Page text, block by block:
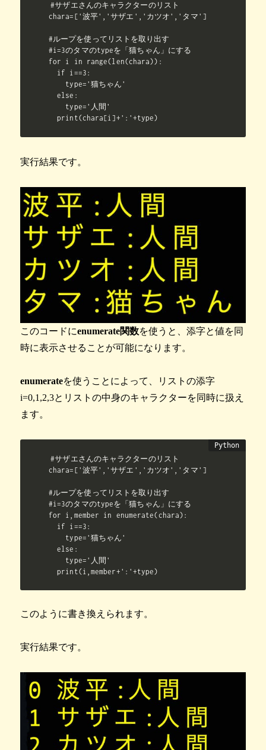
#サザエさんのキャラクターのリスト
chara=['波平','サザエ','カツオ','タマ']
#ループを使ってリストを取り出す
#i=3のタマのtypeを「猫ちゃん」にする
for i in range(len(chara)):
  if i==3:
    type='猫ちゃん'
  else:
    type='人間'
  print(chara[i]+':'+type)
実行結果です。
このコードにenumerate関数を使うと、添字と値を同
時に表示させることが可能になります。
enumerateを使うことによって、リストの添字
i=0,1,2,3とリストの中身のキャラクターを同時に扱え
ます。
#サザエさんのキャラクターのリスト
chara=['波平','サザエ','カツオ','タマ']
#ループを使ってリストを取り出す
#i=3のタマのtypeを「猫ちゃん」にする
for i,member in enumerate(chara):
  if i==3:
    type='猫ちゃん'
  else:
    type='人間'
  print(i,member+':'+type)
このように書き換えられます。
実行結果です。